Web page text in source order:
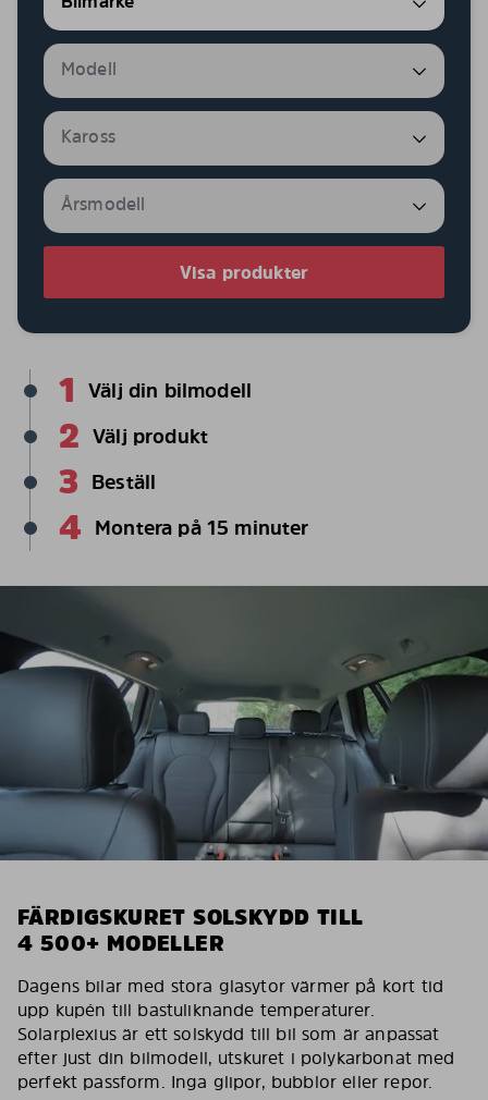
Visa produkter
1 Välj din bilmodell
2 Välj produkt
3 Beställ
4 Montera på 15 minuter
FÄRDIGSKURET SOLSKYDD TILL
4 500+ MODELLER
Dagens bilar med stora glasytor värmer på kort tid
upp kupén till bastuliknande temperaturer.
Solarplexius är ett solskydd till bil som är anpassat
efter just din bilmodell, utskuret i polykarbonat med
perfekt passform. Inga glipor, bubblor eller repor.